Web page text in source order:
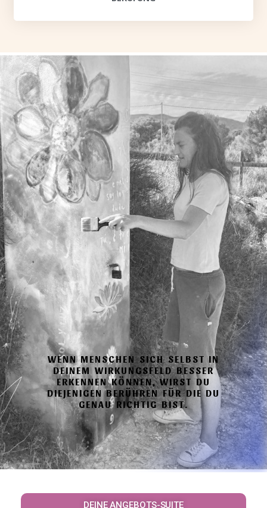
WENN MENSCHEN SICH SELBST IN
DEINEM WIRKUNGSFELD BESSER
ERKENNEN KÖNNEN, WIRST DU
DIEJENIGEN BERÜHREN FÜR DIE DU
GENAU RICHTIG BIST.
DEINE ANGEBOTS-SUITE